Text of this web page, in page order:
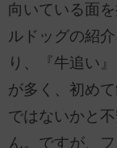
向いている面
ルドッグの紹
り、『牛追い
が多く、初め
ではないかと
ん。ですが、